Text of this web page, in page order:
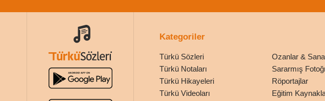
Kategoriler
Türkü Sözleri
Ozanlar &
Türkü Notaları
Sararmış
Türkü Hikayeleri
Röportajlar
Türkü Videoları
Eğitim